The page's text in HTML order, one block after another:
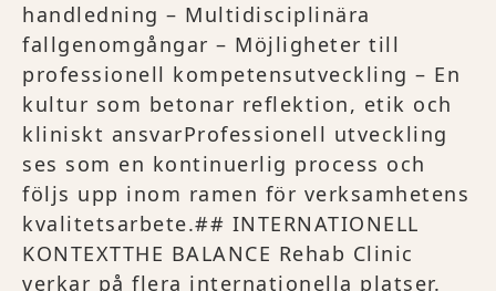
handledning – Multidisciplinära
fallgenomgångar – Möjligheter till
professionell kompetensutveckling – En
kultur som betonar reflektion, etik och
kliniskt ansvarProfessionell utveckling
ses som en kontinuerlig process och
följs upp inom ramen för verksamhetens
kvalitetsarbete.## INTERNATIONELL
KONTEXTTHE BALANCE Rehab Clinic
verkar på flera internationella platser.